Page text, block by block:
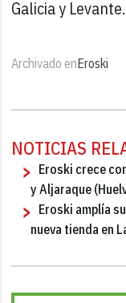
Galicia y Levante.
Archivado enEroski
NOTICIAS
Eroski crece
y Aljaraque
Eroski amplía
nueva tienda en